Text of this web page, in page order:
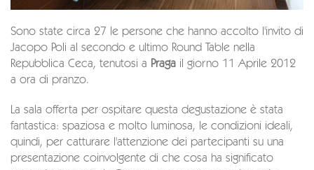
Sono state circa 27 le persone che hanno accolto l'invito di
Jacopo Poli al secondo e ultimo Round Table nella
Repubblica Ceca, tenutosi a Praga il giorno 11 Aprile 2012
a ora di pranzo.
La sala offerta per ospitare questa degustazione è stata
fantastica: spaziosa e molto luminosa, le condizioni ideali,
quindi, per catturare l'attenzione dei partecipanti su una
presentazione coinvolgente di che cosa ha significato